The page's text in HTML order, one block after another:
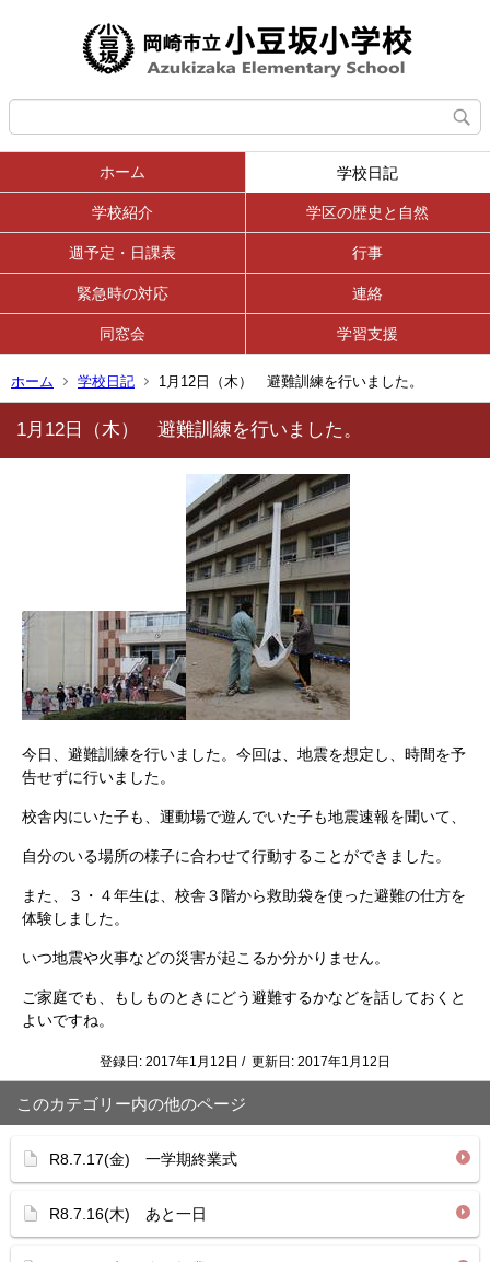
ホーム 学校日記
学校紹介 学区の歴史と自然
週予定・日課表 行事
緊急時の対応 連絡
同窓会 学習支援
ホーム 学校日記 1月12日（木） 避難訓練を行いました。
1月12日（木） 避難訓練を行いました。
今日、避難訓練を行いました。今回は、地震を想定し、時間を予
告せずに行いました。
校舎内にいた子も、運動場で遊んでいた子も地震速報を聞いて、
自分のいる場所の様子に合わせて行動することができました。
また、３・４年生は、校舎３階から救助袋を使った避難の仕方を
体験しました。
いつ地震や火事などの災害が起こるか分かりません。
ご家庭でも、もしものときにどう避難するかなどを話しておくと
よいですね。
登録日: 2017年1月12日 / 更新日: 2017年1月12日
このカテゴリー内の他のページ
R8.7.17(金) 一学期終業式
R8.7.16(木) あと一日